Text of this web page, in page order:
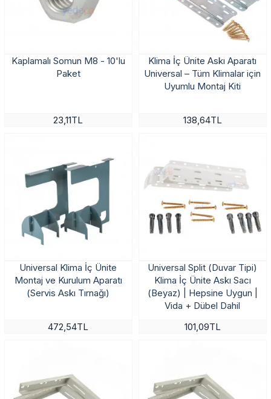
Kaplamalı Somun M8 - 10'lu
Paket
23,11TL
Klima İç Ünite Askı Aparatı
Universal – Tüm Klimalar için
Uyumlu Montaj Kiti
138,64TL
Universal Klima İç Ünite
Montaj ve Kurulum Aparatı
(Servis Askı Tırnağı)
472,54TL
Universal Split (Duvar Tipi)
Klima İç Ünite Askı Sacı
(Beyaz) | Hepsine Uygun |
Vida + Dübel Dahil
101,09TL